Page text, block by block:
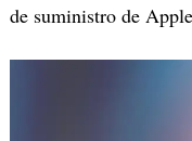
de suministro de